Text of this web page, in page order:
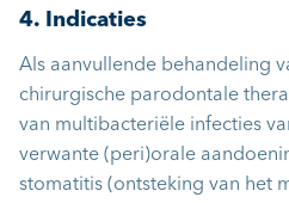
4. Indicaties
Als aanvullende behandeling
chirurgische parodontale
van multibacteriële infecties
verwante (peri)orale
stomatitis (ontsteking van het